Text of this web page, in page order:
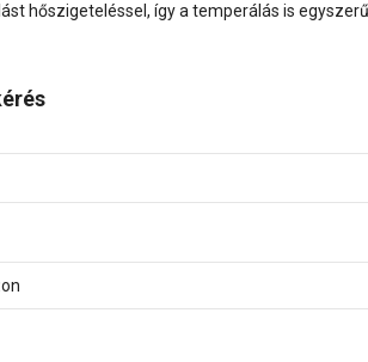
hőszigeteléssel, így a temperálás is